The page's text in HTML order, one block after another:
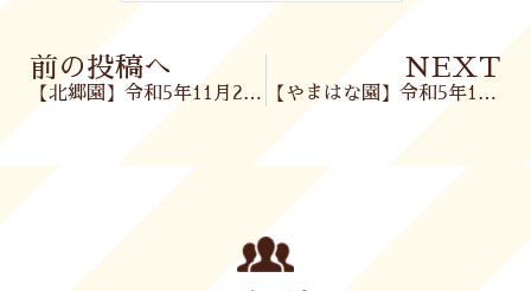
Prev
前の投稿へ
【北郷園】令和5年11月2日(木)
NEXT
【やまはな園】令和5年11月6日(月)